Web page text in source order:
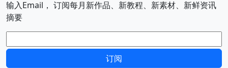
输入Email， 订阅每月新作品、新教程、新素材、新鲜资讯
摘要
订阅